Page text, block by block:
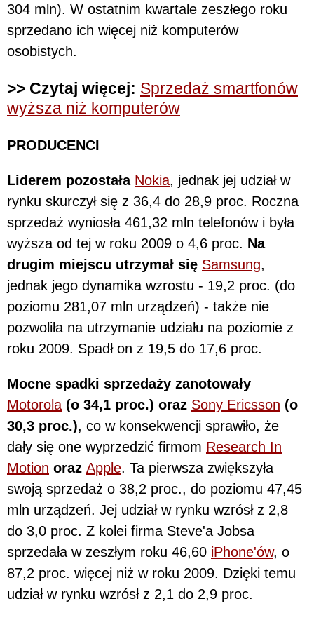
304 mln). W ostatnim kwartale zeszłego roku
sprzedano ich więcej niż komputerów
osobistych.
>> Czytaj więcej: Sprzedaż smartfonów
wyższa niż komputerów
PRODUCENCI
Liderem pozostała Nokia, jednak jej udział w
rynku skurczył się z 36,4 do 28,9 proc. Roczna
sprzedaż wyniosła 461,32 mln telefonów i była
wyższa od tej w roku 2009 o 4,6 proc. Na
drugim miejscu utrzymał się Samsung,
jednak jego dynamika wzrostu - 19,2 proc. (do
poziomu 281,07 mln urządzeń) - także nie
pozwoliła na utrzymanie udziału na poziomie z
roku 2009. Spadł on z 19,5 do 17,6 proc.
Mocne spadki sprzedaży zanotowały
Motorola (o 34,1 proc.) oraz Sony Ericsson (o
30,3 proc.), co w konsekwencji sprawiło, że
dały się one wyprzedzić firmom Research In
Motion oraz Apple. Ta pierwsza zwiększyła
swoją sprzedaż o 38,2 proc., do poziomu 47,45
mln urządzeń. Jej udział w rynku wzrósł z 2,8
do 3,0 proc. Z kolei firma Steve'a Jobsa
sprzedała w zeszłym roku 46,60 iPhone'ów, o
87,2 proc. więcej niż w roku 2009. Dzięki temu
udział w rynku wzrósł z 2,1 do 2,9 proc.